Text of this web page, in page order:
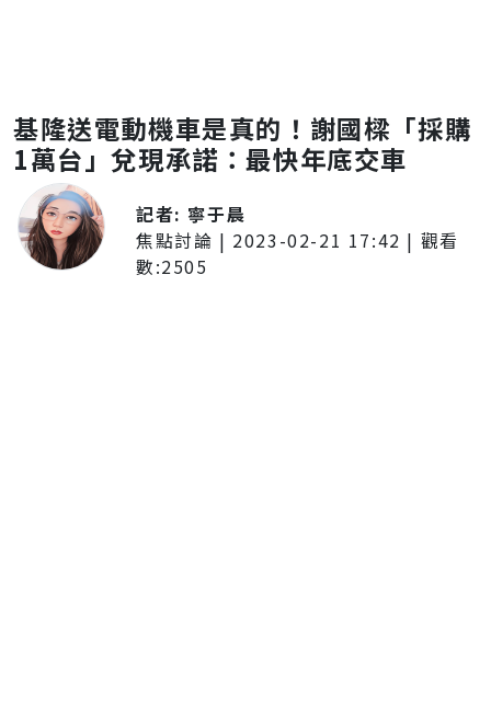
基隆送電動機車是真的！謝國樑「採購
1萬台」兌現承諾：最快年底交車
記者: 寧于晨
焦點討論 | 2023-02-21 17:42 | 觀看
數:2505